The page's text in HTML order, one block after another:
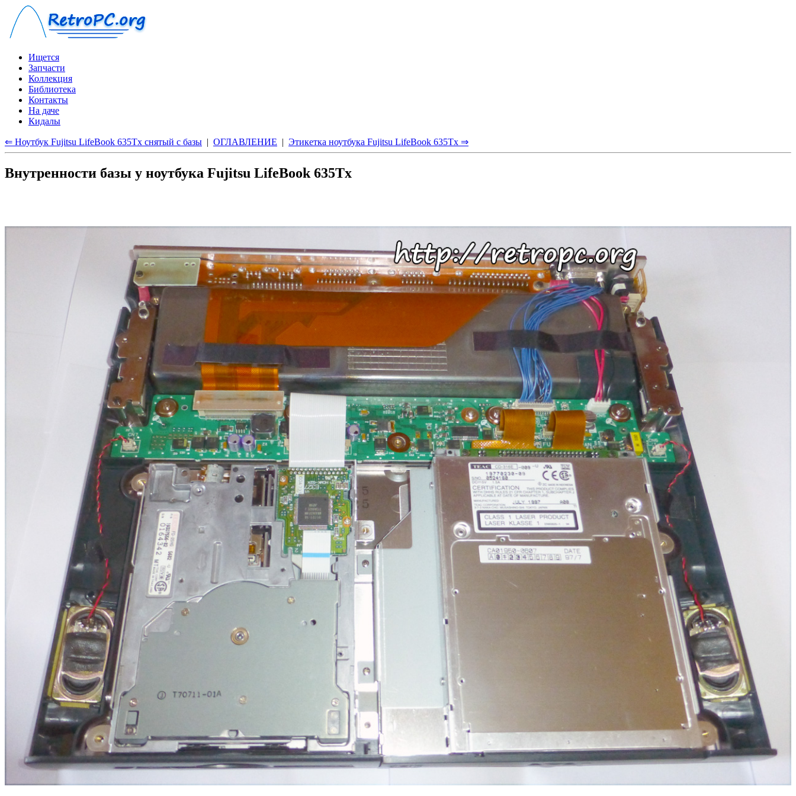
Ищется
Запчасти
Коллекция
Библиотека
Контакты
На даче
Кидалы
⇐ Ноутбук Fujitsu LifeBook 635Tx снятый с базы | ОГЛАВЛЕНИЕ | Этикетка ноутбука Fujitsu LifeBook 635Tx ⇒
Внутренности базы у ноутбука Fujitsu LifeBook 635Tx